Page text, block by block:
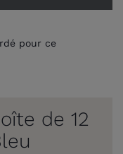
pour ce
de 12